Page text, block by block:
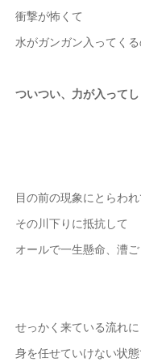
衝撃が怖くて
水がガンガン入ってく
ついつい、力が入ってし
目の前の現象にとらわ
その川下りに抵抗して
オールで一生懸命、漕ご
せっかく来ている流れに
身を任せていけない状態